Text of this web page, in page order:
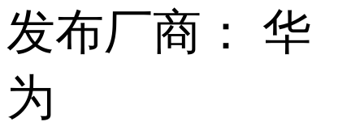
发布厂商：
华
为